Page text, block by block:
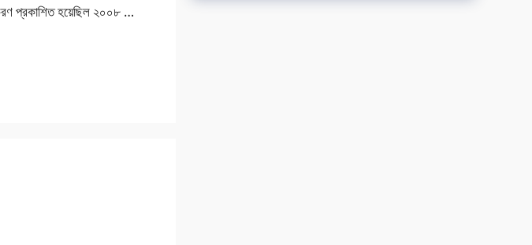
প্রকাশিত হয়েছিল ২০০৮ …